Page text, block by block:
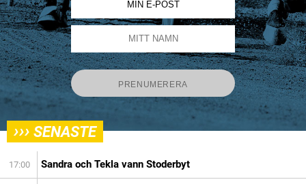
››› SENASTE
17:00 Sandra och Tekla vann Stoderbyt